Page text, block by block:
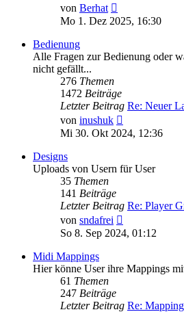
von Berhat
Beitrag
Mo 1. Dez 2025, 16:30
Bedienung
Alle Fragen zur Bedienung oder
nicht gefällt...
276 Themen
1472 Beiträge
Letzter Beitrag Re: Neuer
von inushuk
Beitrag
Mi 30. Okt 2024, 12:36
Designs
Uploads von Usern für User
35 Themen
141 Beiträge
Letzter Beitrag Re: Player
von sndafrei
Beitrag
So 8. Sep 2024, 01:12
Midi Mappings
Hier könne User ihre Mappings
61 Themen
247 Beiträge
Letzter Beitrag Re: